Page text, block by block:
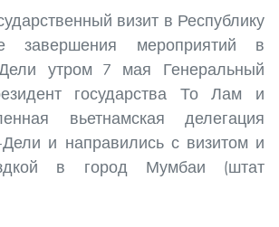
визит в Республику
завершения мероприятий в
утром 7 мая Генеральный
государства То Лам и
вьетнамская делегация
и направились с визитом и
в город Мумбаи (штат